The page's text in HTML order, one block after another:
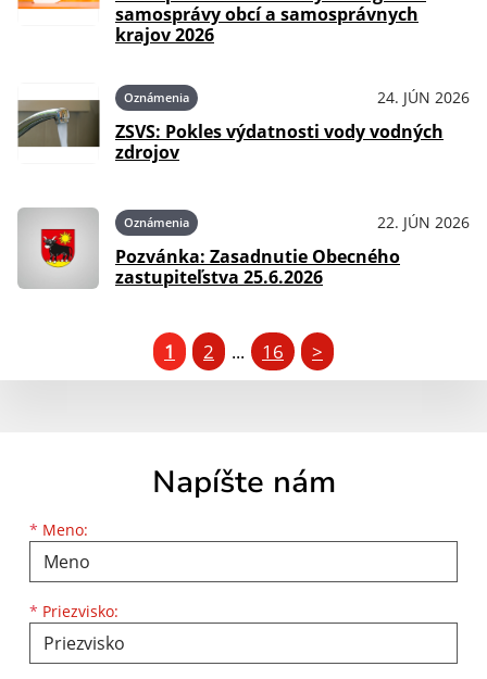
samosprávy obcí a samosprávnych
krajov 2026
Oznámenia 24. JÚN 2026
ZSVS: Pokles výdatnosti vody vodných
zdrojov
Oznámenia 22. JÚN 2026
Pozvánka: Zasadnutie Obecného
zastupiteľstva 25.6.2026
1 2 ... 16 >
Napíšte nám
* Meno:
Meno
* Priezvisko:
Priezvisko
E-mailová adresa